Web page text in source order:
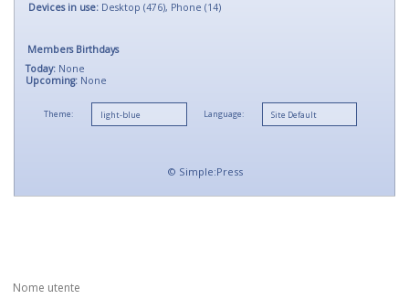
Devices in use: Desktop (476), Phone (14)
Members Birthdays
Today: None
Upcoming: None
Theme: Language:
© Simple:Press
Nome utente